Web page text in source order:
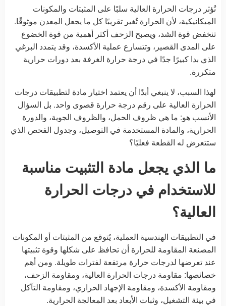
تُؤثر درجات الحرارة العالية سلبًا على المثبتات والمكونات
الميكانيكية، لأن الحرارة تُغير تقريبًا كل ما يجعل المعدن موثوقًا.
تنخفض قوة الشد، ويصبح الزحف أكثر أهمية من قوة الخضوع
على المدى القصير، وتتسارع عملية الأكسدة، وقد يتمدد البرغي
الذي بدا كبيرًا جدًا في درجة حرارة الغرفة بعد دورات حرارية
متكررة.
لهذا السبب، لا ينبغي أبدًا أن يعتمد اختيار مادة لتطبيقات درجات
الحرارة العالية على رقم درجة حرارة قصوى واحد. بل السؤال
الأنسب هو: ما هي ظروف الحمل، والظروف الجوية، والدورة
الحرارية، والمادة المستخدمة في التوصيل، وجدول الفحص الذي
ستتعرض له القطعة فعليًا؟
ما الذي يجعل مادة التثبيت مناسبة
للاستخدام في درجات الحرارة
العالية؟
في التطبيقات الهندسية العملية، يُتوقع من المثبتات أو المكونات
المصنعة المقاومة للحرارة أن تحافظ على شكلها وقوة تثبيتها
عند تعرضها لدرجات حرارة مرتفعة لفترات طويلة. ومن أهم
خصائصها: مقاومة درجات الحرارة العالية، ومقاومة الزحف،
ومقاومة الأكسدة، ومقاومة الإجهاد الحراري، ومقاومة التآكل
في بيئة التشغيل، وثبات الأبعاد بعد المعالجة الحرارية.